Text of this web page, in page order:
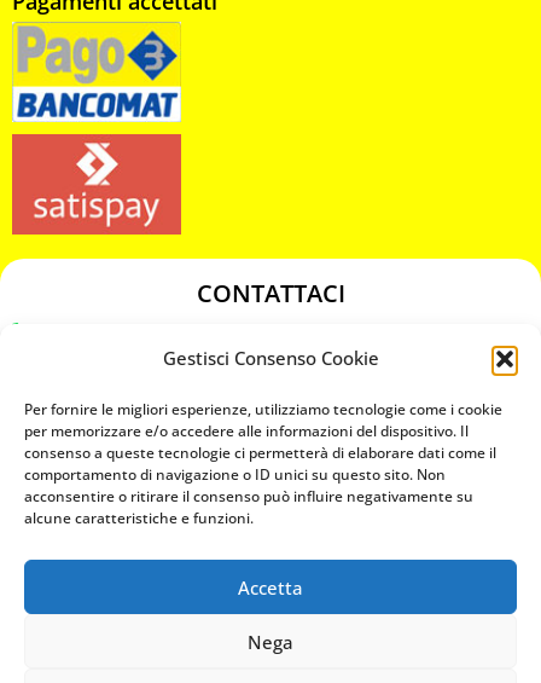
Gestisci Consenso Cookie
Per fornire le migliori esperienze, utilizziamo tecnologie come i cookie
per memorizzare e/o accedere alle informazioni del dispositivo. Il
consenso a queste tecnologie ci permetterà di elaborare dati come il
comportamento di navigazione o ID unici su questo sito. Non
acconsentire o ritirare il consenso può influire negativamente su
alcune caratteristiche e funzioni.
Accetta
Nega
CONTATTACI
chiavicodificate@gmail.com
Privacy Policy
Cookie Policy
MAPS
CHIAMA ORA